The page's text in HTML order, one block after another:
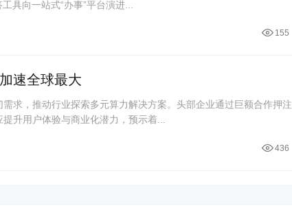
具向一站式“办事”平台演进...
155
速全球最大
求，推动行业探索多元算力解决方案。头部企业通过巨额合作押注
升用户体验与商业化潜力，预示着...
436